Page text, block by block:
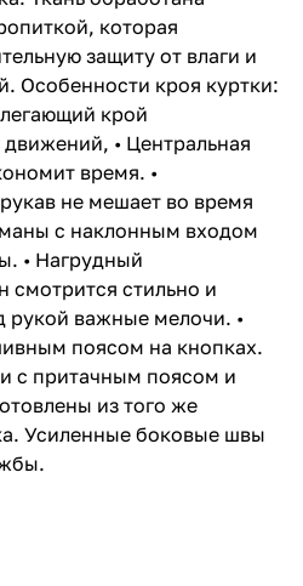
которая
защиту от влаги и
Особенности кроя куртки:
крой
• Центральная
время. •
не мешает во время
с наклонным входом
• Нагрудный
смотрится стильно и
рукой важные мелочи. •
поясом на кнопках.
с притачным поясом и
из того же
Усиленные боковые швы